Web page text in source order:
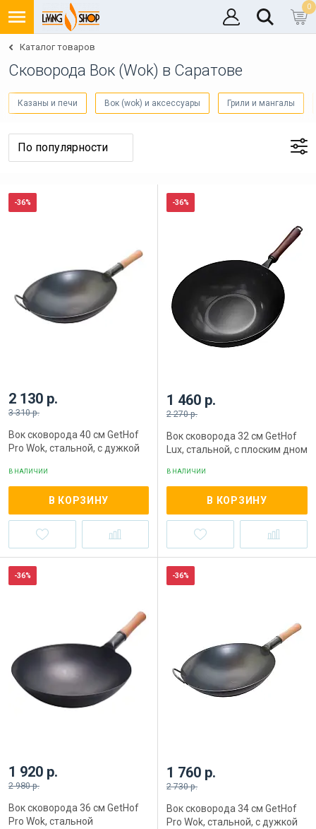
0
Каталог товаров
Cковорода Вок (Wok) в Саратове
Казаны и печи Вок (wok) и аксессуары Грили и мангалы
2 130 р.
3 310 р.
Вок сковорода 40 см GetHof
Pro Wok, стальной, с дужкой
В НАЛИЧИИ
В КОРЗИНУ
-36%
1 460 р.
2 270 р.
Вок сковорода 32 см GetHof
Lux, стальной, с плоским дном
В НАЛИЧИИ
В КОРЗИНУ
-36%
1 920 р.
2 980 р.
Вок сковорода 36 см GetHof
Pro Wok, стальной
-36%
1 760 р.
2 730 р.
Вок сковорода 34 см GetHof
Pro Wok, стальной, с дужкой
-36%